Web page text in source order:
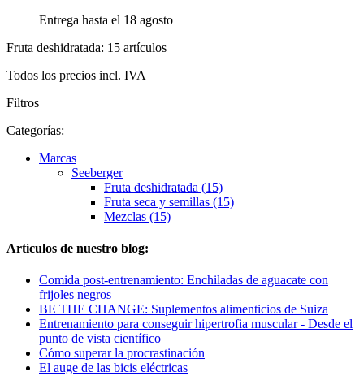
Entrega hasta el 18 agosto
Fruta deshidratada: 15 artículos
Todos los precios incl. IVA
Filtros
Categorías:
Marcas
Seeberger
Fruta deshidratada (15)
Fruta seca y semillas (15)
Mezclas (15)
Artículos de nuestro blog:
Comida post-entrenamiento: Enchiladas de aguacate con
frijoles negros
BE THE CHANGE: Suplementos alimenticios de Suiza
Entrenamiento para conseguir hipertrofia muscular - Desde el
punto de vista científico
Cómo superar la procrastinación
El auge de las bicis eléctricas